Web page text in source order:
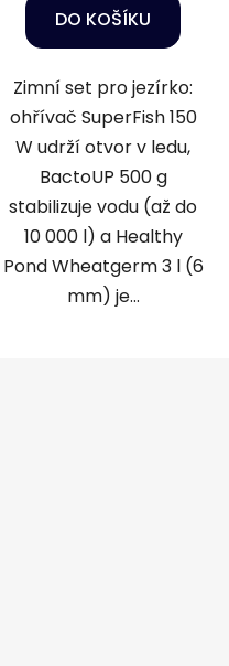
DO KOŠÍKU
Zimní set pro jezírko:
ohřívač SuperFish 150
W udrží otvor v ledu,
BactoUP 500 g
stabilizuje vodu (až do
10 000 l) a Healthy
Pond Wheatgerm 3 l (6
mm) je...